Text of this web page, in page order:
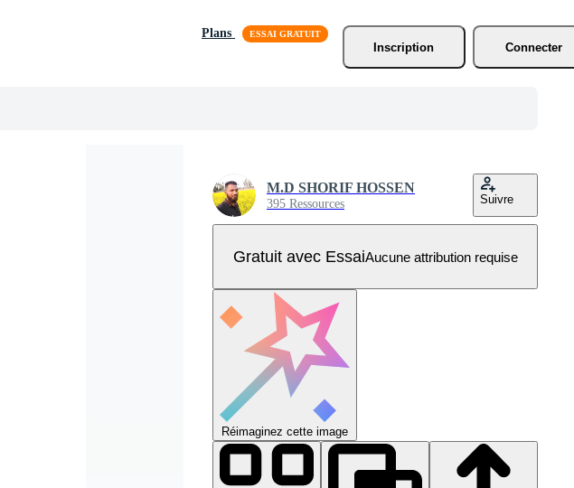
Plans
Inscription
Connecter
M.D SHORIF HOSSEN
395 Ressources Suivre
Gratuit avec EssaiAucune attribution requise
Réimaginez cette image